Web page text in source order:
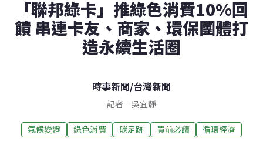
「聯邦綠卡」推綠色消費10%回
饋 串連卡友、商家、環保團體打
造永續生活圈
時事新聞/台灣新聞
記者—吳宜靜
氣候變遷 綠色消費 碳足跡 買前必讀 循環經濟